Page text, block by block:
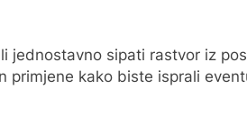
jednostavno sipati rastvor iz
primjene kako biste isprali